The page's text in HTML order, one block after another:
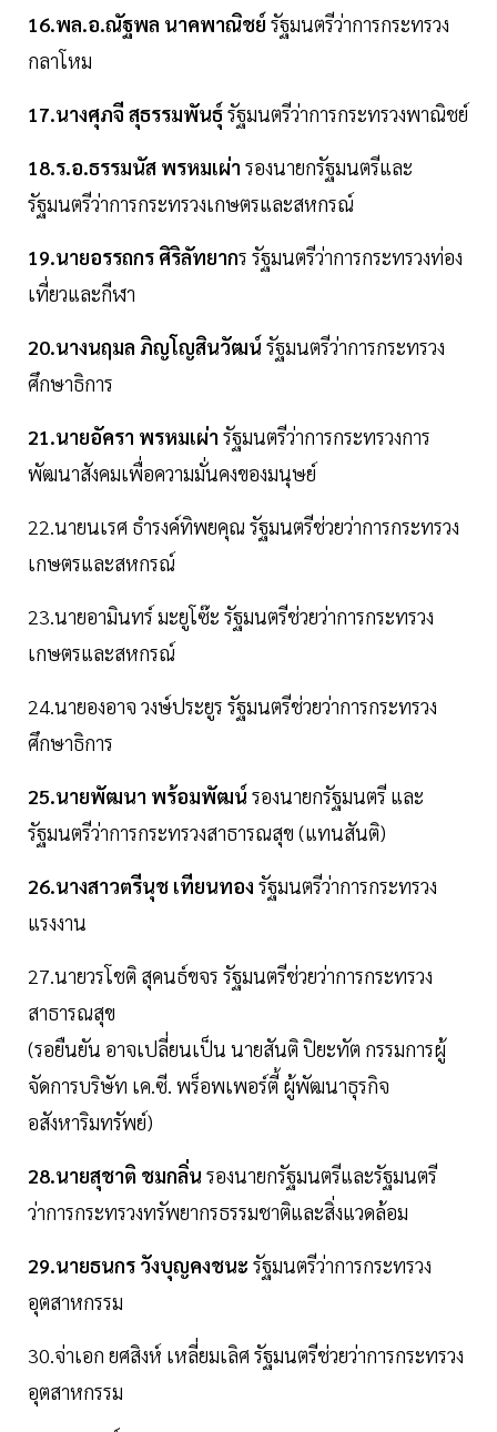
16.พล.อ.ณัฐพล นาคพาณิชย์ รัฐมนตรีว่าการกระทรวง
กลาโหม
17.นางศุภจี สุธรรมพันธุ์รัฐมนตรีว่าการกระทรวงพาณิชย์
18.ร.อ.ธรรมนัส พรหมเผ่า รองนายกรัฐมนตรีและ
รัฐมนตรีว่าการกระทรวงเกษตรและสหกรณ์
19.นายอรรถกร ศิริลัทยากร รัฐมนตรีว่าการกระทรวงท่อง
เที่ยวและกีฬา
20.นางนฤมล ภิญโญสินวัฒน์ รัฐมนตรีว่าการกระทรวง
ศึกษาธิการ
21.นายอัครา พรหมเผ่า รัฐมนตรีว่าการกระทรวงการ
พัฒนาสังคมเพื่อความมั่นคงของมนุษย์
22.นายนเรศ ธำรงค์ทิพยคุณ รัฐมนตรีช่วยว่าการกระทรวง
เกษตรและสหกรณ์
23.นายอามินทร์ มะยูโซ๊ะ รัฐมนตรีช่วยว่าการกระทรวง
เกษตรและสหกรณ์
24.นายองอาจ วงษ์ประยูร รัฐมนตรีช่วยว่าการกระทรวง
ศึกษาธิการ
25.นายพัฒนา พร้อมพัฒน์ รองนายกรัฐมนตรี และ
รัฐมนตรีว่าการกระทรวงสาธารณสุข (แทนสันติ)
26.นางสาวตรีนุช เทียนทอง รัฐมนตรีว่าการกระทรวง
แรงงาน
27.นายวรโชติ สุคนธ์ขจร รัฐมนตรีช่วยว่าการกระทรวง
สาธารณสุข
(รอยืนยัน อาจเปลี่ยนเป็น นายสันติ ปิยะทัต กรรมการผู้
จัดการบริษัท เค.ซี. พร็อพเพอร์ตี้ ผู้พัฒนาธุรกิจ
อสังหาริมทรัพย์)
28.นายสุชาติ ชมกลิ่น รองนายกรัฐมนตรีและรัฐมนตรี
ว่าการกระทรวงทรัพยากรธรรมชาติและสิ่งแวดล้อม
29.นายธนกร วังบุญคงชนะ รัฐมนตรีว่าการกระทรวง
อุตสาหกรรม
30.จ่าเอก ยศสิงห์ เหลี่ยมเลิศ รัฐมนตรีช่วยว่าการกระทรวง
อุตสาหกรรม